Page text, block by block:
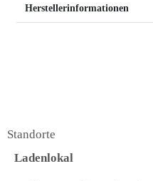
Herstellerinformationen
Standorte
Ladenlokal